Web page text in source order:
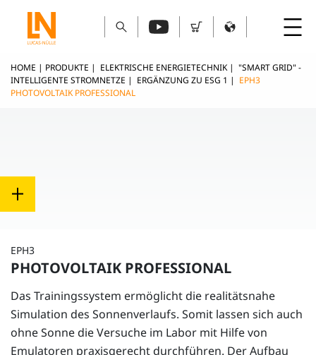
HOME | PRODUKTE | ELEKTRISCHE ENERGIETECHNIK | "SMART GRID" -
INTELLIGENTE STROMNETZE | ERGÄNZUNG ZU ESG 1 | EPH3
PHOTOVOLTAIK PROFESSIONAL
EPH3
PHOTOVOLTAIK PROFESSIONAL
Das Trainingssystem ermöglicht die realitätsnahe
Simulation des Sonnenverlaufs. Somit lassen sich auch
ohne Sonne die Versuche im Labor mit Hilfe von
Emulatoren praxisgerecht durchführen. Der Aufbau